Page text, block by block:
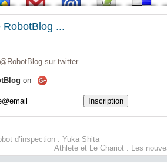
RobotBlog ...
sur twitter
on
d’inspection : Yuka Shita
Athlete et Le Chariot : Les